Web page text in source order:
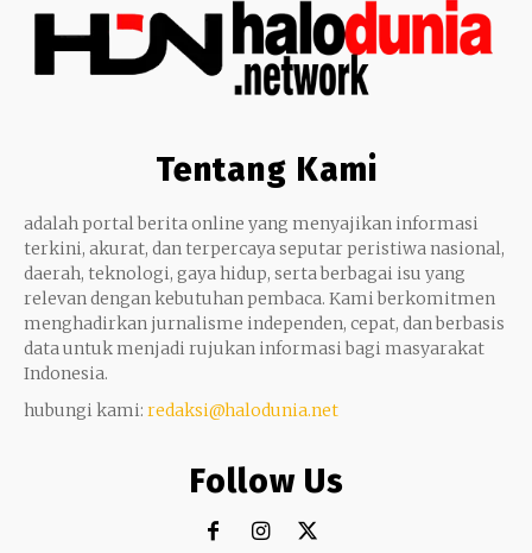
Tentang Kami
adalah portal berita online yang menyajikan informasi
terkini, akurat, dan terpercaya seputar peristiwa nasional,
daerah, teknologi, gaya hidup, serta berbagai isu yang
relevan dengan kebutuhan pembaca. Kami berkomitmen
menghadirkan jurnalisme independen, cepat, dan berbasis
data untuk menjadi rujukan informasi bagi masyarakat
Indonesia.
hubungi kami: redaksi@halodunia.net
Follow Us